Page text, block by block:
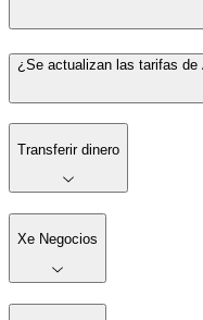
¿Se actualizan las tarifas
Transferir dinero
Xe Negocios